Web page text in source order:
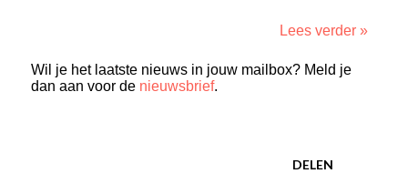
Lees verder »
Wil je het laatste nieuws in jouw mailbox? Meld je
dan aan voor de nieuwsbrief.
DELEN